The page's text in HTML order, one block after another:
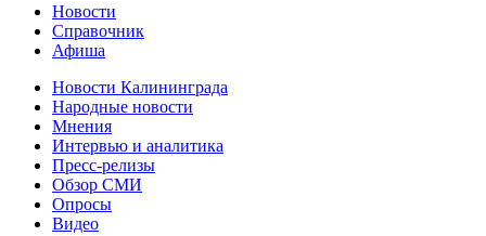
Новости
Справочник
Афиша
Новости Калининграда
Народные новости
Мнения
Интервью и аналитика
Пресс-релизы
Обзор СМИ
Опросы
Видео